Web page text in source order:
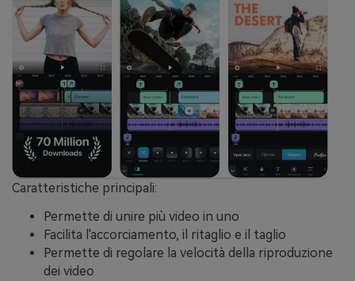
Caratteristiche principali:
Permette di unire più video in uno
Facilita l'accorciamento, il ritaglio e il taglio
Permette di regolare la velocità della riproduzione
dei video